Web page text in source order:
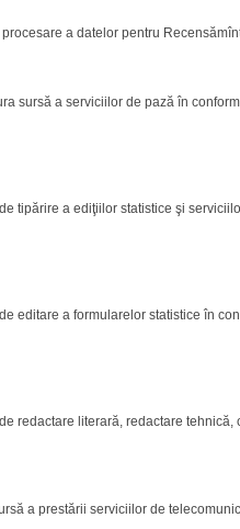
a datelor pentru
sursă a serviciilor de pază în
tipărire a ediţiilor statistice şi
editare a formularelor statistice în
redactare literară, redactare tehnică,
a prestării serviciilor de